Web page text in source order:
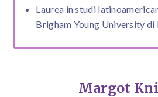
Laurea in studi
Brigham Young University di
Margot